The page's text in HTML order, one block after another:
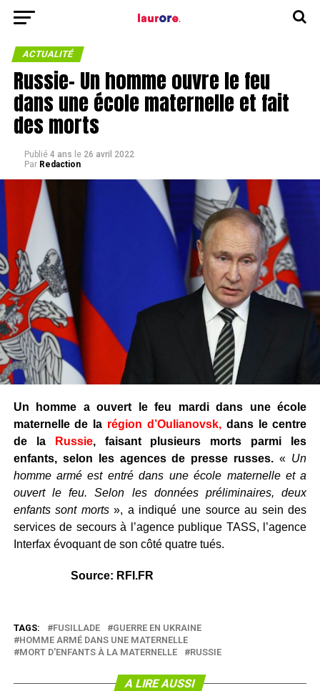
ACTUALITÉ
Russie- Un homme ouvre le feu
dans une école maternelle et fait
des morts
Publié 4 ans le 26 avril 2022
Par Redaction
Un homme a ouvert le feu mardi dans une école
maternelle de la région d’Oulianovsk,dans le centre
de la
Russie, faisant plusieurs morts parmi les
enfants, selon les agences de presse russes. « Un
homme armé est entré dans une école maternelle et a
ouvert le feu. Selon les données préliminaires, deux
enfants sont morts», a indiqué une source au sein des
services de secours à l’agence publique TASS, l’agence
Interfax évoquant de son côté quatre tués.
Source: RFI.FR
TAGS: FUSILLADE
GUERRE EN UKRAINE
HOMME ARMÉ DANS UNE MATERNELLE
MORT D'ENFANTS À LA MATERNELLE
RUSSIE
A LIRE AUSSI